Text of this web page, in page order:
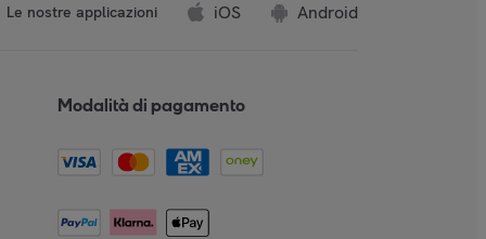
Le nostre applicazioni iOS Android
Modalità di pagamento